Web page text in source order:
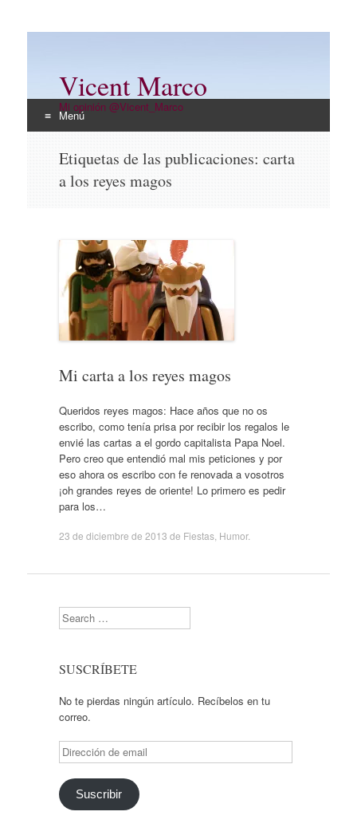
Vicent Marco
Mi opinión @Vicent_Marco
Menú
contenido
Etiquetas de las publicaciones: carta
a los reyes magos
Mi carta a los reyes magos
Queridos reyes magos: Hace años que no os
escribo, como tenía prisa por recibir los regalos le
envié las cartas a el gordo capitalista Papa Noel.
Pero creo que entendió mal mis peticiones y por
eso ahora os escribo con fe renovada a vosotros
¡oh grandes reyes de oriente! Lo primero es pedir
para los…
23 de diciembre de 2013 de Fiestas, Humor.
Search
SUSCRÍBETE
No te pierdas ningún artículo. Recíbelos en tu
correo.
Dirección
de
email
Suscribir